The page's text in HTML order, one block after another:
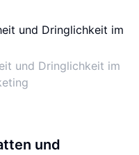
und Dringlichkeit im
und